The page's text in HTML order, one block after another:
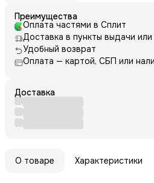
Преимущества
Оплата частями в Сплит
Доставка в пункты выдачи
Удобный возврат
Оплата — картой, СБП или
Доставка
О товаре Характеристики